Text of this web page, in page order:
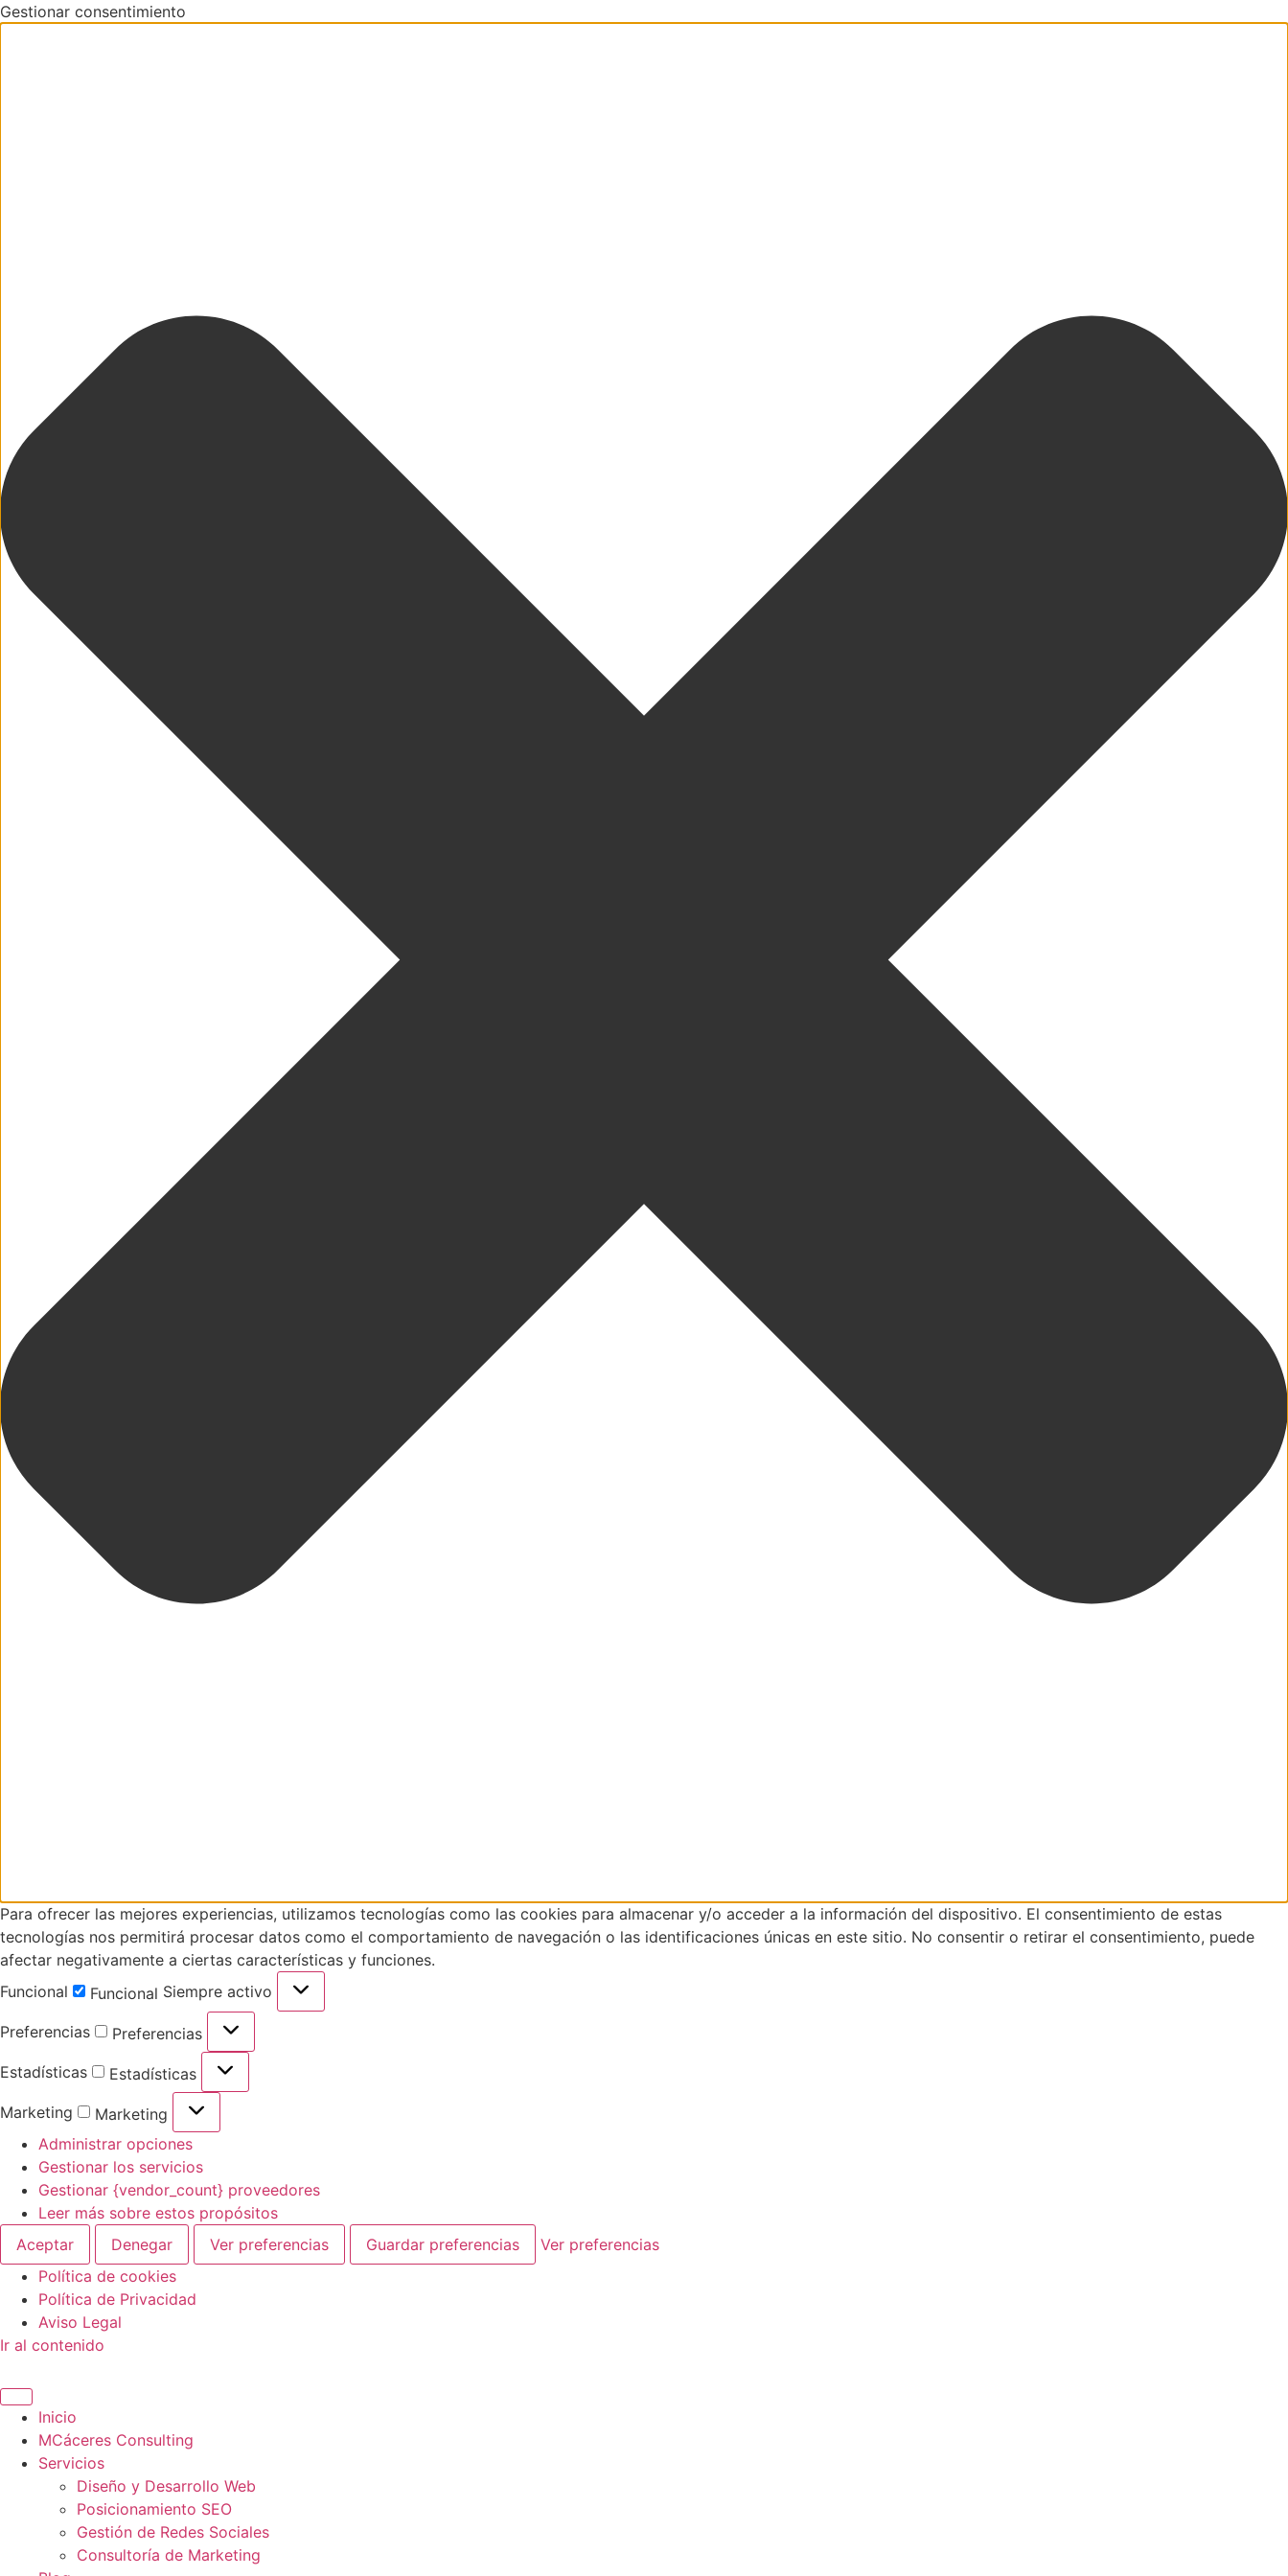
Gestionar consentimiento
Para ofrecer las mejores experiencias, utilizamos tecnologías como las cookies para almacenar y/o acceder a la información del dispositivo. El consentimiento de estas
tecnologías nos permitirá procesar datos como el comportamiento de navegación o las identificaciones únicas en este sitio. No consentir o retirar el consentimiento, puede
afectar negativamente a ciertas características y funciones.
Funcional
Funcional Siempre activo
Preferencias Preferencias
Estadísticas Estadísticas
Marketing
Marketing
Administrar opciones
Gestionar los servicios
Gestionar {vendor_count} proveedores
Leer más sobre estos propósitos
Aceptar
Denegar Ver preferencias Guardar preferencias
Ver preferencias
Política de cookies
Política de Privacidad
Aviso Legal
Ir al contenido
Inicio
MCáceres Consulting
Servicios
Diseño y Desarrollo Web
Posicionamiento SEO
Gestión de Redes Sociales
Consultoría de Marketing